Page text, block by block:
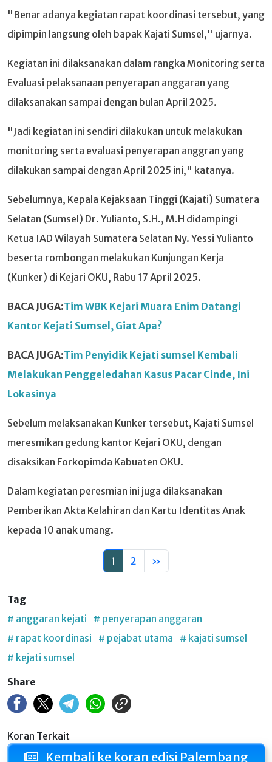
"Benar adanya kegiatan rapat koordinasi tersebut, yang
dipimpin langsung oleh bapak Kajati Sumsel," ujarnya.
Kegiatan ini dilaksanakan dalam rangka Monitoring serta
Evaluasi pelaksanaan penyerapan anggaran yang
dilaksanakan sampai dengan bulan April 2025.
"Jadi kegiatan ini sendiri dilakukan untuk melakukan
monitoring serta evaluasi penyerapan anggran yang
dilakukan sampai dengan April 2025 ini," katanya.
Sebelumnya, Kepala Kejaksaan Tinggi (Kajati) Sumatera
Selatan (Sumsel) Dr. Yulianto, S.H., M.H didampingi
Ketua IAD Wilayah Sumatera Selatan Ny. Yessi Yulianto
beserta rombongan melakukan Kunjungan Kerja
(Kunker) di Kejari OKU, Rabu 17 April 2025.
BACA JUGA:Tim WBK Kejari Muara Enim Datangi
Kantor Kejati Sumsel, Giat Apa?
BACA JUGA:Tim Penyidik Kejati sumsel Kembali
Melakukan Penggeledahan Kasus Pacar Cinde, Ini
Lokasinya
Sebelum melaksanakan Kunker tersebut, Kajati Sumsel
meresmikan gedung kantor Kejari OKU, dengan
disaksikan Forkopimda Kabuaten OKU.
Dalam kegiatan peresmian ini juga dilaksanakan
Pemberikan Akta Kelahiran dan Kartu Identitas Anak
kepada 10 anak umang.
1 2 »
Tag
# anggaran kejati
# penyerapan anggaran
# rapat koordinasi
# pejabat utama
# kajati sumsel
# kejati sumsel
Share
Koran Terkait
Kembali ke koran edisi Palembang